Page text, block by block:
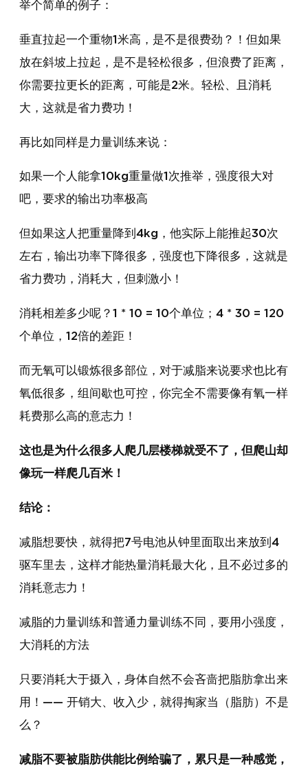
举个简单的例子：
垂直拉起一个重物1米高，是不是很费劲？！但如果
放在斜坡上拉起，是不是轻松很多，但浪费了距离，
你需要拉更长的距离，可能是2米。轻松、且消耗
大，这就是省力费功！
再比如同样是力量训练来说：
如果一个人能拿10kg重量做1次推举，强度很大对
吧，要求的输出功率极高
但如果这人把重量降到4kg，他实际上能推起30次
左右，输出功率下降很多，强度也下降很多，这就是
省力费功，消耗大，但刺激小！
消耗相差多少呢？1 * 10 = 10个单位；4 * 30 = 120
个单位，12倍的差距！
而无氧可以锻炼很多部位，对于减脂来说要求也比有
氧低很多，组间歇也可控，你完全不需要像有氧一样
耗费那么高的意志力！
这也是为什么很多人爬几层楼梯就受不了，但爬山却
像玩一样爬几百米！
结论：
减脂想要快，就得把7号电池从钟里面取出来放到4
驱车里去，这样才能热量消耗最大化，且不必过多的
消耗意志力！
减脂的力量训练和普通力量训练不同，要用小强度，
大消耗的方法
只要消耗大于摄入，身体自然不会吝啬把脂肪拿出来
用！—— 开销大、收入少，就得掏家当（脂肪）不是
么？
减脂不要被脂肪供能比例给骗了，累只是一种感觉，